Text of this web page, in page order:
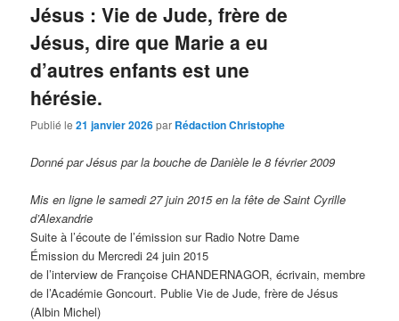
Jésus : Vie de Jude, frère de
Jésus, dire que Marie a eu
d’autres enfants est une
hérésie.
Publié le21 janvier 2026par Rédaction Christophe
Donné par Jésus par la bouche de Danièle le 8 février 2009
Mis en ligne le samedi 27 juin 2015 en la fête de Saint Cyrille
d’Alexandrie
Suite à l’écoute de l’émission sur Radio Notre Dame
Émission du Mercredi 24 juin 2015
de l’interview de Françoise CHANDERNAGOR, écrivain, membre
de l’Académie Goncourt. Publie Vie de Jude, frère de Jésus
(Albin Michel)